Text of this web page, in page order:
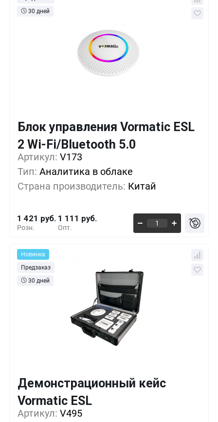
30 дней
Блок управления Vormatic ESL
2 Wi-Fi/Bluetooth 5.0
Артикул: V173
Тип: Аналитика в облаке
Страна производитель: Китай
Розн.
1 421 руб.
Опт.
1 111 руб.
1+ 0%
5+ -7%
10+ -15%
Новинка
Предзаказ
30 дней
Демонстрационный кейс
Vormatic ESL
Артикул: V495
1+ 0%